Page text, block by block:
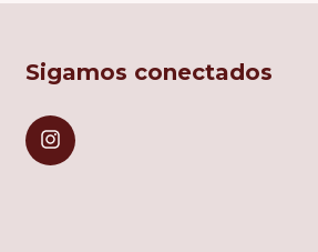
Sigamos conectados